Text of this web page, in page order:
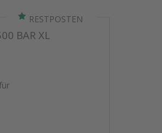
RESTPOSTEN
BAR XL